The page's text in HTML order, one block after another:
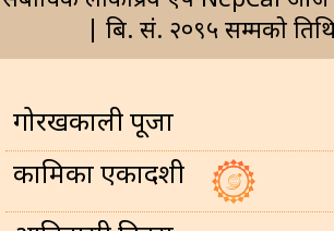
| बि. सं. २०९५ सम्मको तिथि
गोरखकाली पूजा
कामिका एकादशी